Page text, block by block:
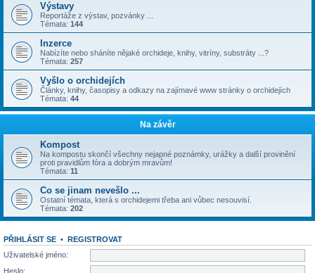
Výstavy
Reportáže z výstav, pozvánky ...
Témata: 144
Inzerce
Nabízíte nebo sháníte nějaké orchideje, knihy, vitríny, substráty ...?
Témata: 257
Vyšlo o orchidejích
Články, knihy, časopisy a odkazy na zajímavé www stránky o orchidejích
Témata: 44
Na závěr
Kompost
Na kompostu skončí všechny nejapné poznámky, urážky a další provinění
proti pravidlům fóra a dobrým mravům!
Témata: 11
Co se jinam nevešlo ...
Ostatní témata, která s orchidejemi třeba ani vůbec nesouvisí.
Témata: 202
PŘIHLÁSIT SE • REGISTROVAT
Uživatelské jméno:
Heslo: